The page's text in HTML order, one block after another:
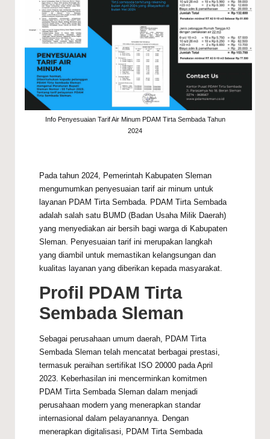
Info Penyesuaian Tarif Air Minum PDAM Tirta Sembada Tahun
2024
Pada tahun 2024, Pemerintah Kabupaten Sleman
mengumumkan penyesuaian tarif air minum untuk
layanan PDAM Tirta Sembada. PDAM Tirta Sembada
adalah salah satu BUMD (Badan Usaha Milik Daerah)
yang menyediakan air bersih bagi warga di Kabupaten
Sleman. Penyesuaian tarif ini merupakan langkah
yang diambil untuk memastikan kelangsungan dan
kualitas layanan yang diberikan kepada masyarakat.
Profil PDAM Tirta
Sembada Sleman
Sebagai perusahaan umum daerah, PDAM Tirta
Sembada Sleman telah mencatat berbagai prestasi,
termasuk peraihan sertifikat ISO 20000 pada April
2023. Keberhasilan ini mencerminkan komitmen
PDAM Tirta Sembada Sleman dalam menjadi
perusahaan modern yang menerapkan standar
internasional dalam pelayanannya. Dengan
menerapkan digitalisasi, PDAM Tirta Sembada